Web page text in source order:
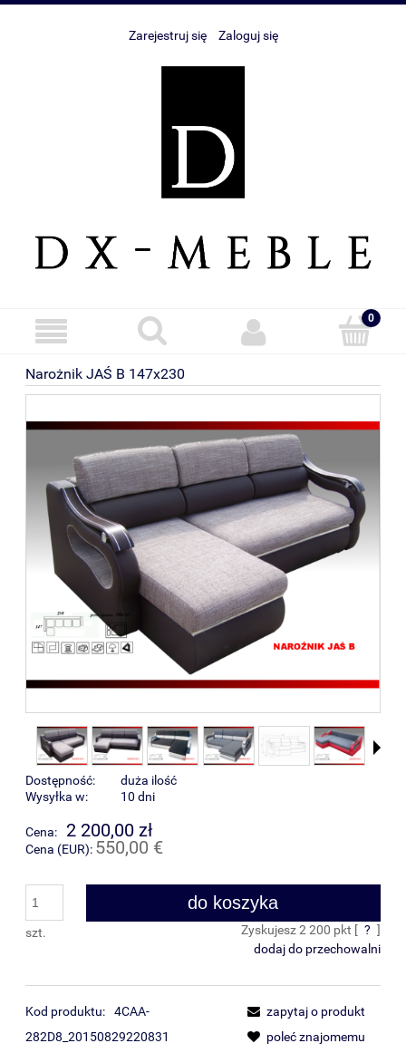
Zarejestruj się Zaloguj się
Narożnik JAŚ B 147x230
Dostępność:
duża ilość
Wysyłka w:
10 dni
Cena: 2 200,00 zł
Cena (EUR): 550,00 €
szt.
do koszyka
Zyskujesz2 200 pkt [ ? ]
dodaj do przechowalni
Kod produktu:
4CAA-
282D8_20150829220831
zapytaj o produkt
poleć znajomemu